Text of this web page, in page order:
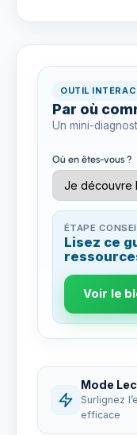
OUTIL
Par où
Un mini-
Où en êtes-vous ?
ÉTAPE
Lisez ce
Voir le
Mode
Surlignez
efficace